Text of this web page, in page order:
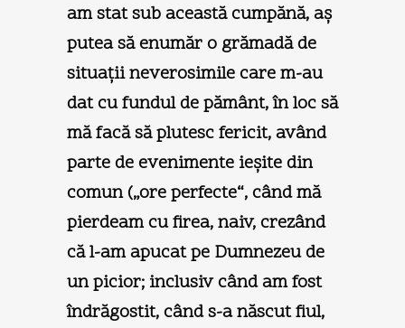
am stat sub această cumpănă, aş
putea să enumăr o grămadă de
situaţii neverosimile care m-au
dat cu fundul de pământ, în loc să
mă facă să plutesc fericit, având
parte de evenimente ieşite din
comun („ore perfecte“, când mă
pierdeam cu firea, naiv, crezând
că l-am apucat pe Dumnezeu de
un picior; inclusiv când am fost
îndrăgostit, când s-a născut fiul,